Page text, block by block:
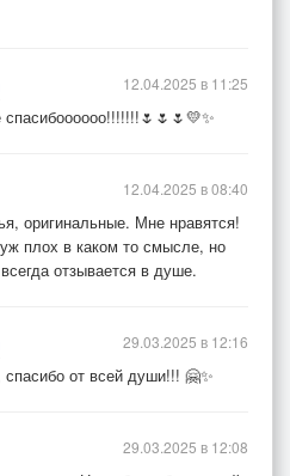
12.04.2025 в 11:25
оригинальные. Мне нравятся!
плох в каком то смысле, но
отзывается в душе.
12.04.2025 в 08:40
от всей души!!! 🤗✨
29.03.2025 в 12:16
29.03.2025 в 12:08